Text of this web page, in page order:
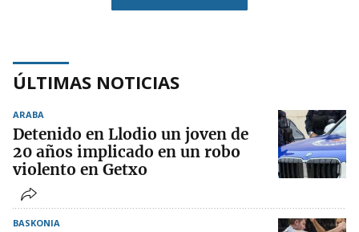
ÚLTIMAS NOTICIAS
ARABA
Detenido en Llodio un joven de
20 años implicado en un robo
violento en Getxo
BASKONIA